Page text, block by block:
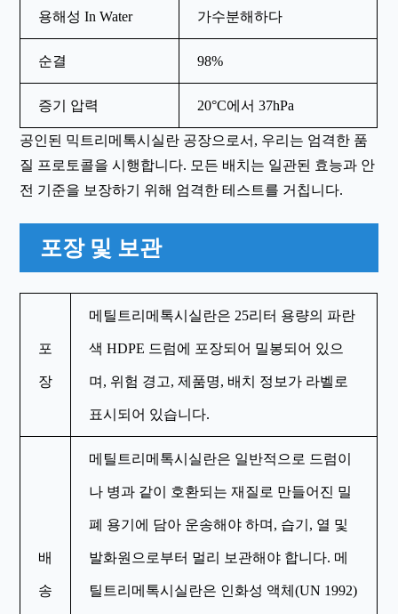
용해성 In Water 가수분해하다
순결 98%
증기 압력 20°C에서 37hPa
공인된 믹트리메톡시실란 공장으로서, 우리는 엄격한 품
질 프로토콜을 시행합니다. 모든 배치는 일관된 효능과 안
전 기준을 보장하기 위해 엄격한 테스트를 거칩니다.
포장 및 보관
포
장
메틸트리메톡시실란은 25리터 용량의 파란
색 HDPE 드럼에 포장되어 밀봉되어 있으
며, 위험 경고, 제품명, 배치 정보가 라벨로
표시되어 있습니다.
배
송
메틸트리메톡시실란은 일반적으로 드럼이
나 병과 같이 호환되는 재질로 만들어진 밀
폐 용기에 담아 운송해야 하며, 습기, 열 및
발화원으로부터 멀리 보관해야 합니다. 메
틸트리메톡시실란은 인화성 액체(UN 1992)